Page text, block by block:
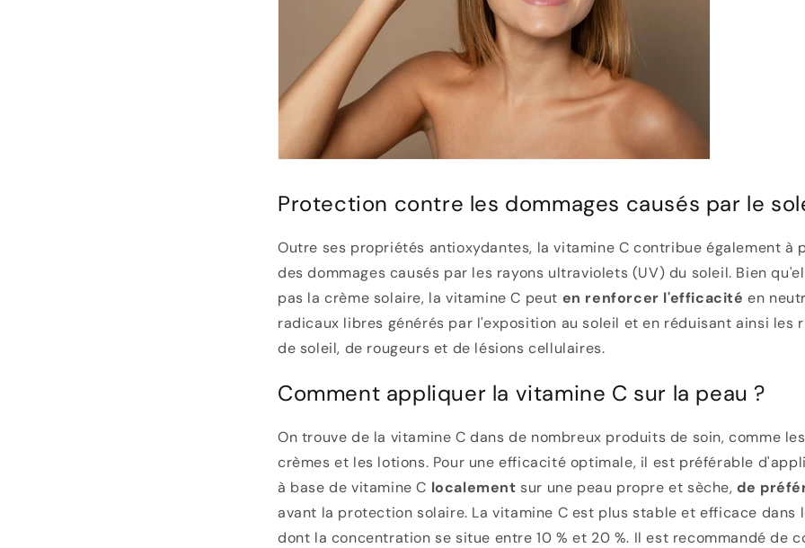
Protection contre les dommages causés par le
Outre ses propriétés antioxydantes, la vitamine C contribue également à
des dommages causés par les rayons ultraviolets (UV) du soleil. Bien
pas la crème solaire, la vitamine C peut en renforcer l'efficacité en
radicaux libres générés par l'exposition au soleil et en réduisant ainsi les
de soleil, de rougeurs et de lésions cellulaires.
Comment appliquer la vitamine C sur la peau ?
On trouve de la vitamine C dans de nombreux produits de soin, comme
crèmes et les lotions. Pour une efficacité optimale, il est préférable
à base de vitamine C localement sur une peau propre et sèche,de
avant la protection solaire. La vitamine C est plus stable et efficace dans
dont la concentration se situe entre 10 % et 20 %. Il est recommandé de